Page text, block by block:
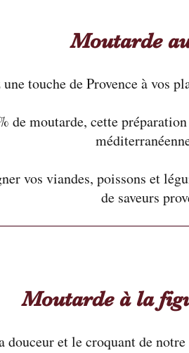
Moutarde
touche de Provence à vos
de moutarde, cette
vos viandes, poissons et
de saveurs
Moutarde à la
douceur et le croquant de